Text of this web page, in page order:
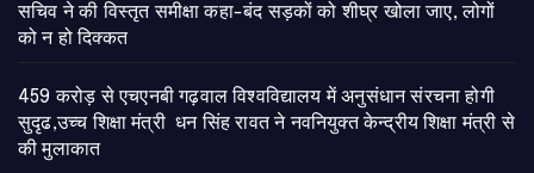
सचिव ने की विस्तृत समीक्षा कहा-बंद सड़कों को शीघ्र खोला जाए, लोगों
को न हो दिक्कत
459 करोड़ से एचएनबी गढ़वाल विश्वविद्यालय में अनुसंधान संरचना होगी
सुदृढ,उच्च शिक्षा मंत्री धन सिंह रावत ने नवनियुक्त केन्द्रीय शिक्षा मंत्री से
की मुलाकात